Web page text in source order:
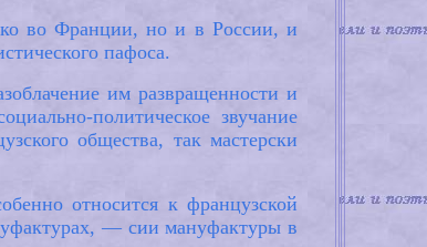
во Франции, но и в России, и
пафоса.
им развращенности и
политическое звучание
общества, так мастерски
относится к французской
— сии мануфактуры в